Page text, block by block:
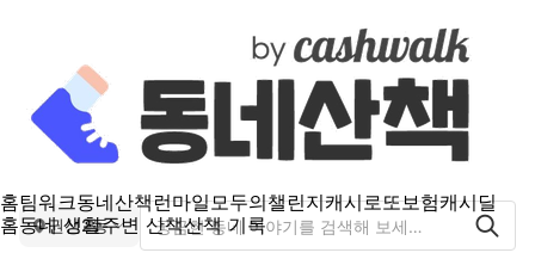
홈팀워크동네산책런마일모두의챌린지캐시로또보험캐시딜
홈동네 생활주변 산책산책 기록
권선2동